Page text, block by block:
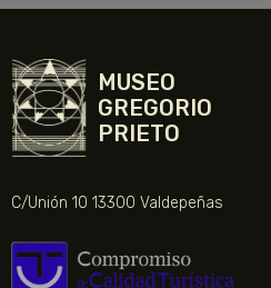
MUSEO
GREGORIO
PRIETO
C/Unión 10 13300 Valdepeñas